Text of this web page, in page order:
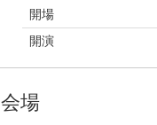
開場
開演
会場